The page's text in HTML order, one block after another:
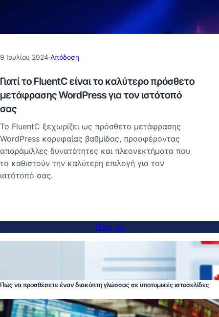
9 Ιουλίου 2024·Απόδοση
Γιατί το FluentC είναι το καλύτερο πρόσθετο
μετάφρασης WordPress για τον ιστότοπό
σας
Το FluentC ξεχωρίζει ως πρόσθετο μετάφρασης
WordPress κορυφαίας βαθμίδας, προσφέροντας
απαράμιλλες δυνατότητες και πλεονεκτήματα που
το καθιστούν την καλύτερη επιλογή για τον
ιστότοπό σας.
Πώς να
Πώς να προσθέσετε έναν διακόπτη γλώσσας σε υποτομικές ιστοσελίδες